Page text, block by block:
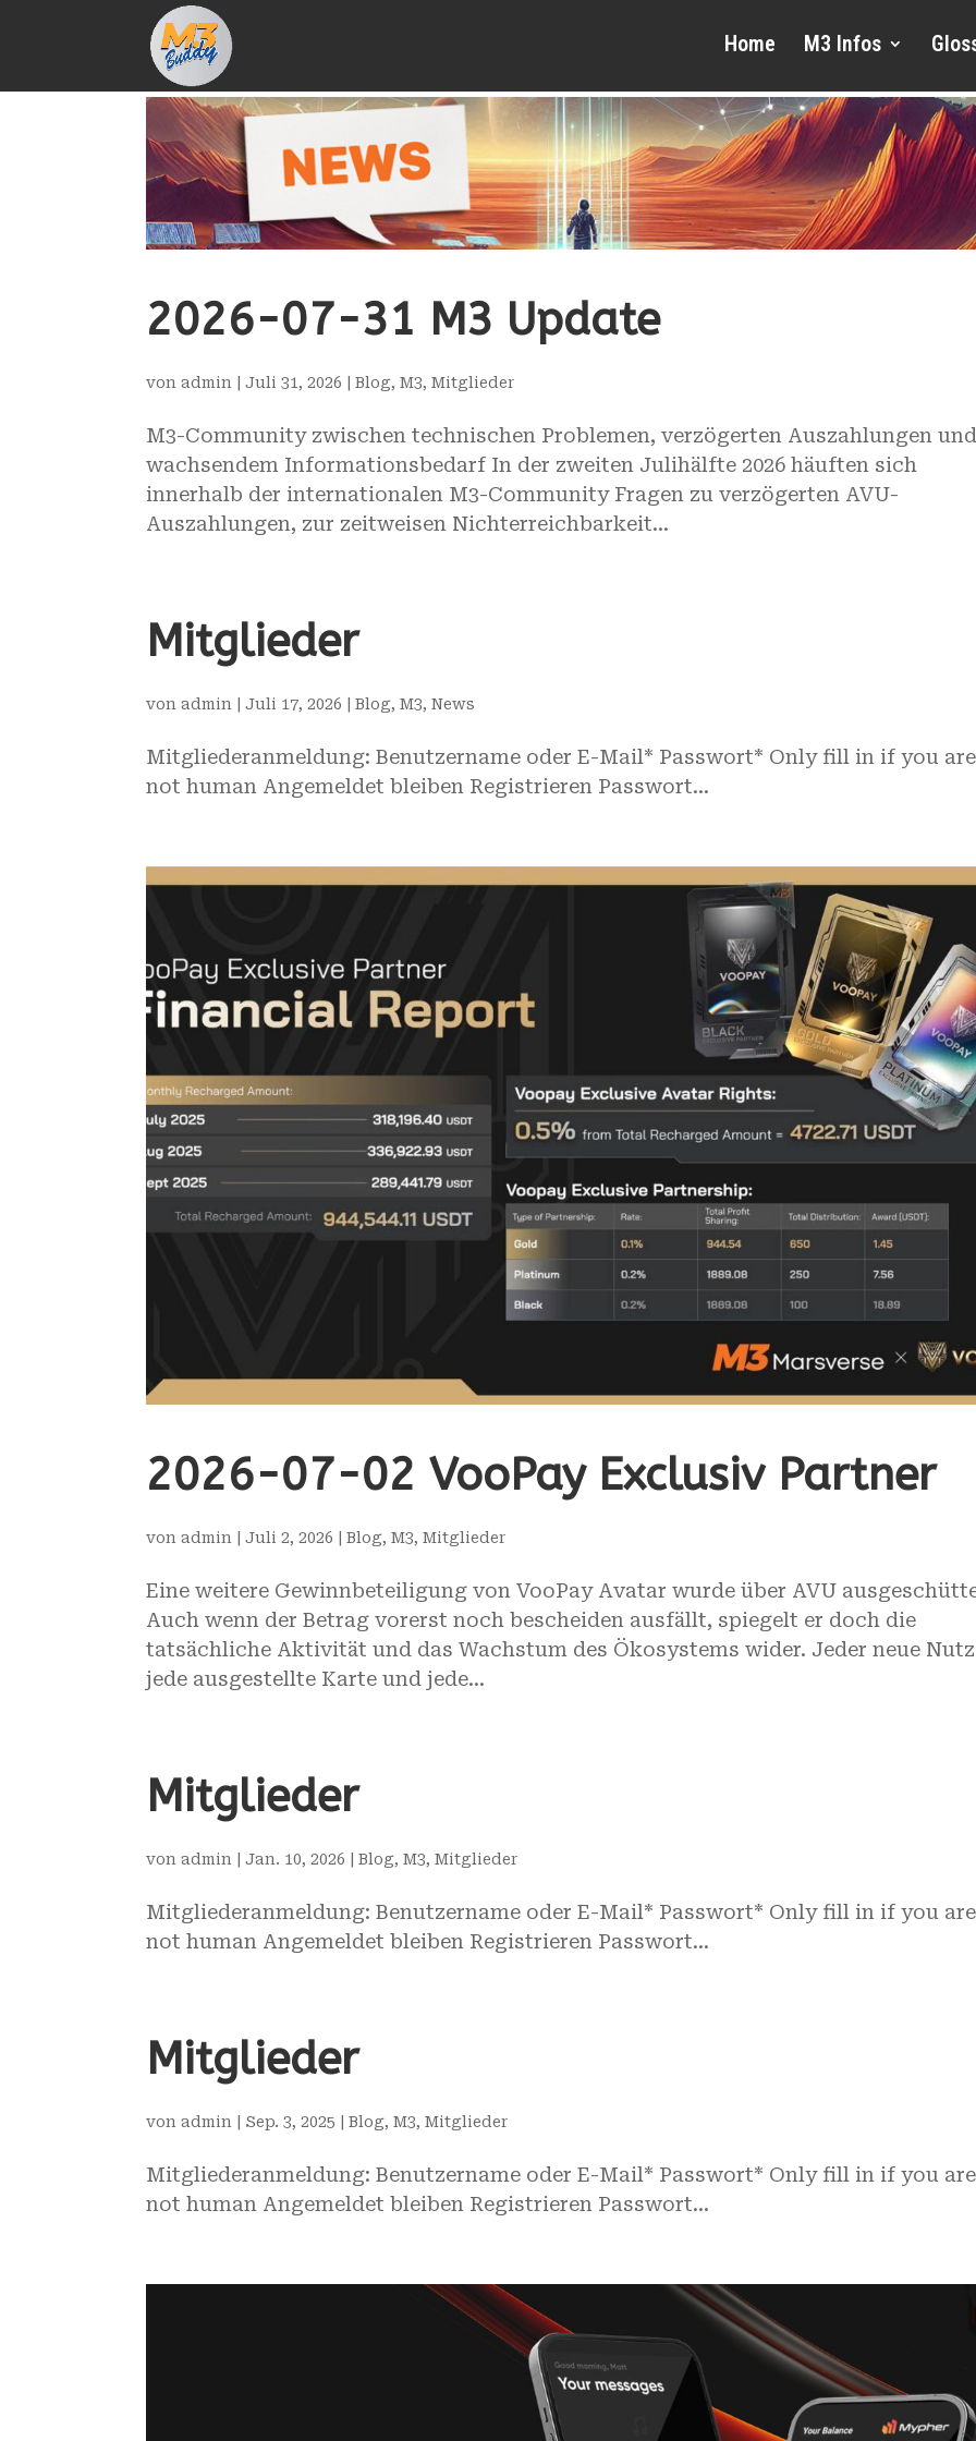
Home M3 Infos
2026-07-31 M3 Update
vonadmin |Juli 31, 2026 |Blog,M3,Mitglieder
M3-Community zwischen technischen Problemen, verzögerten Auszahlungen
wachsendem Informationsbedarf In der zweiten Julihälfte 2026 häuften sich
innerhalb der internationalen M3-Community Fragen zu verzögerten AVU-
Auszahlungen, zur zeitweisen Nichterreichbarkeit...
Mitglieder
vonadmin |Juli 17, 2026 |Blog,M3,News
Mitgliederanmeldung: Benutzername oder E-Mail* Passwort* Only fill in if you are
not human Angemeldet bleiben Registrieren Passwort...
2026-07-02 VooPay Exclusiv Partner
vonadmin |Juli 2, 2026 |Blog,M3,Mitglieder
Eine weitere Gewinnbeteiligung von VooPay Avatar wurde über AVU
Auch wenn der Betrag vorerst noch bescheiden ausfällt, spiegelt er doch die
tatsächliche Aktivität und das Wachstum des Ökosystems wider. Jeder neue
jede ausgestellte Karte und jede...
Mitglieder
vonadmin |Jan. 10, 2026 |Blog,M3,Mitglieder
Mitgliederanmeldung: Benutzername oder E-Mail* Passwort* Only fill in if you are
not human Angemeldet bleiben Registrieren Passwort...
Mitglieder
vonadmin Sep. 3, 2025 |Blog,M3,Mitglieder
Mitgliederanmeldung: Benutzername oder E-Mail* Passwort* Only fill in if you are
not human Angemeldet bleiben Registrieren Passwort...